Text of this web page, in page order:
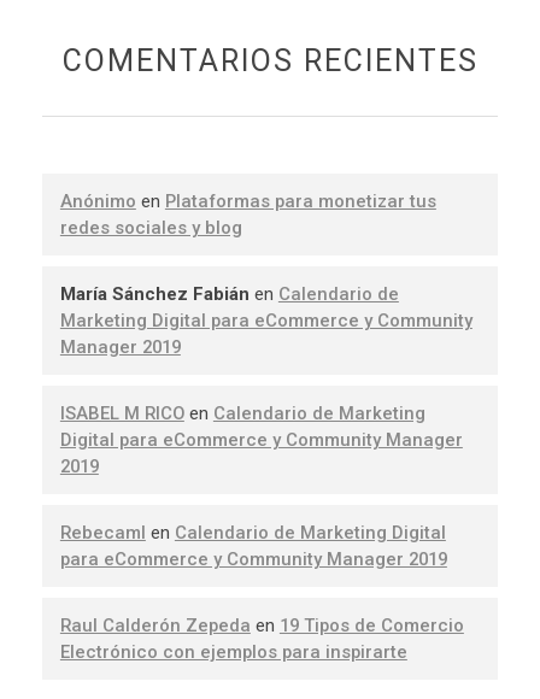
COMENTARIOS RECIENTES
Anónimo en Plataformas para monetizar tus
redes sociales y blog
María Sánchez Fabián en Calendario de
Marketing Digital para eCommerce y Community
Manager 2019
ISABEL M RICOen Calendario de Marketing
Digital para eCommerce y Community Manager
2019
Rebecaml en Calendario de Marketing Digital
para eCommerce y Community Manager 2019
Raul Calderón Zepeda en 19 Tipos de Comercio
Electrónico con ejemplos para inspirarte